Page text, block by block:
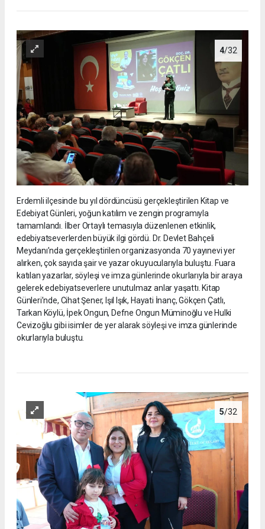
4/32
Erdemli ilçesinde bu yıl dördüncüsü gerçekleştirilen Kitap ve
Edebiyat Günleri, yoğun katılım ve zengin programıyla
tamamlandı. İlber Ortaylı temasıyla düzenlenen etkinlik,
edebiyatseverlerden büyük ilgi gördü. Dr. Devlet Bahçeli
Meydanı’nda gerçekleştirilen organizasyonda 70 yayınevi yer
alırken, çok sayıda şair ve yazar okuyucularıyla buluştu. Fuara
katılan yazarlar, söyleşi ve imza günlerinde okurlarıyla bir araya
gelerek edebiyatseverlere unutulmaz anlar yaşattı. Kitap
Günleri’nde, Cihat Şener, Işıl Işık, Hayati İnanç, Gökçen Çatlı,
Tarkan Köylü, İpek Ongun, Defne Ongun Müminoğlu ve Hulki
Cevizoğlu gibi isimler de yer alarak söyleşi ve imza günlerinde
okurlarıyla buluştu.
5/32